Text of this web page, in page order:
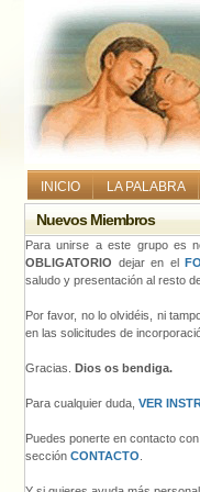
INICIO LA PALABRA
Nuevos Miembros
Para unirse a este grupo es
OBLIGATORIO dejar en el
saludo y presentación al resto
Por favor, no lo olvidéis, ni
en las solicitudes de
Gracias. Dios os bendiga.
Para cualquier duda, VER
Puedes ponerte en contacto
sección CONTACTO